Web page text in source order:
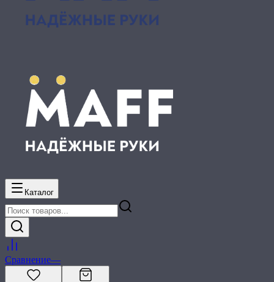
Каталог
Сравнение—